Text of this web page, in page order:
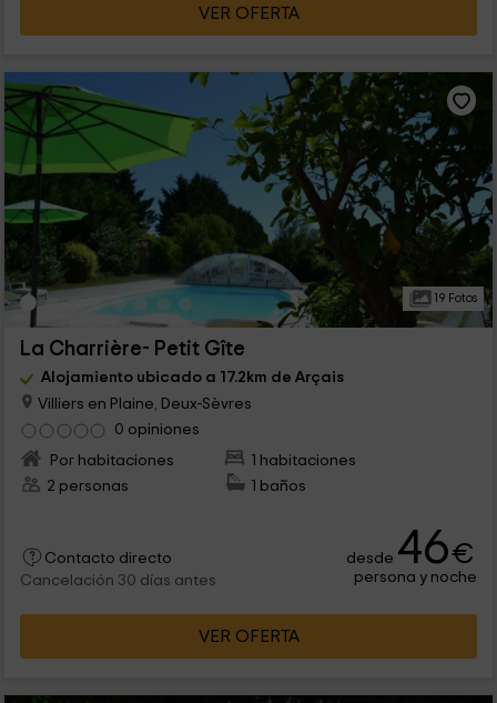
VER OFERTA
19 Fotos
La Charrière- Petit Gîte
Alojamiento ubicado a 17.2km de Arçais
Villiers en Plaine, Deux-Sèvres
0 opiniones
Por habitaciones
1 habitaciones
2 personas
1 baños
Contacto directo
Cancelación 30 días antes
desde 46€
persona y noche
VER OFERTA